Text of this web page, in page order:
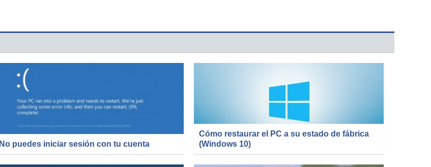
No puedes iniciar sesión con tu cuenta
Cómo restaurar el PC a su estado de fábrica
(Windows 10)